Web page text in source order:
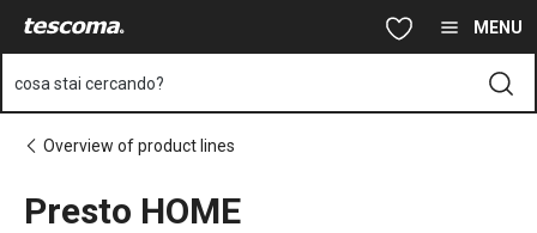
Vai al contenuto principale MENU
cosa stai cercando?
Overview of product lines
Presto HOME